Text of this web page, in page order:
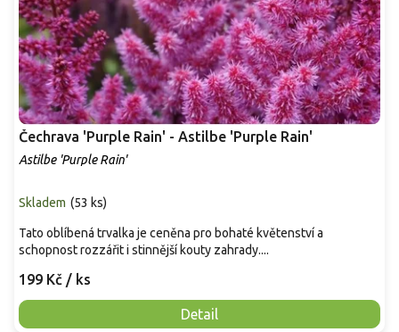
Čechrava 'Purple Rain' - Astilbe 'Purple Rain'
Astilbe 'Purple Rain'
Skladem (53 ks)
199 Kč / ks
Detail
Tato oblíbená trvalka je ceněna pro bohaté květenství a
schopnost rozzářit i stinnější kouty zahrady....